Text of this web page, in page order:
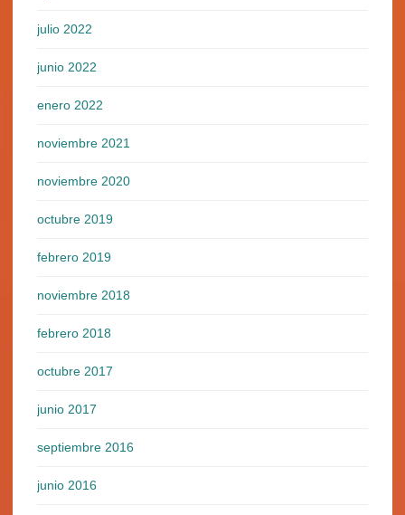
julio 2022
junio 2022
enero 2022
noviembre 2021
noviembre 2020
octubre 2019
febrero 2019
noviembre 2018
febrero 2018
octubre 2017
junio 2017
septiembre 2016
junio 2016